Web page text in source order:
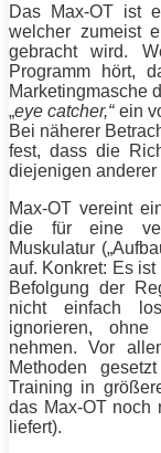
Das Max-OT ist
welcher zumeist
gebracht wird.
Programm hört,
Marketingmasche
„eye catcher,“ein
Bei näherer
fest, dass die
diejenigen anderer
Max-OT vereint
die für eine
Muskulatur
auf. Konkret: Es
Befolgung der
nicht einfach
ignorieren,
nehmen. Vor
Methoden
Training in
das Max-OT noch
liefert).